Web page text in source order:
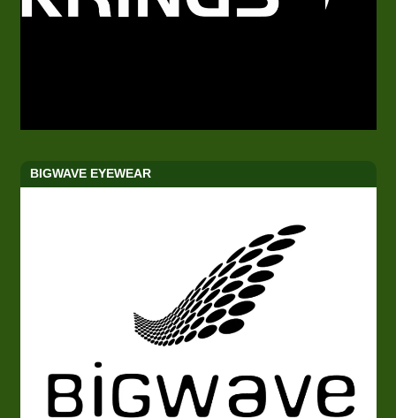
BIGWAVE EYEWEAR